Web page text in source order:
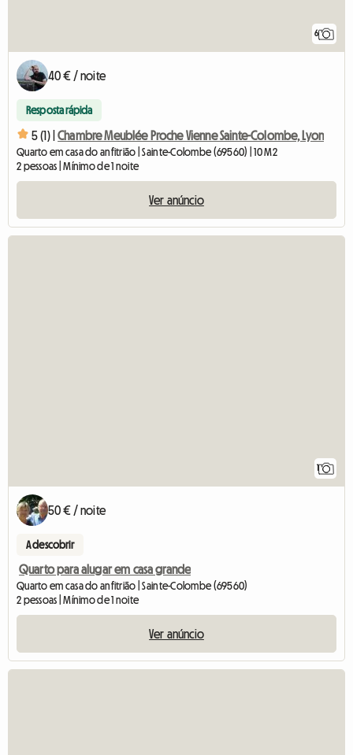
6
40 € / noite
Resposta rápida
5 (1) | Chambre Meublée Proche Vienne Sainte-Colombe, Lyon
Quarto em casa do anfitrião | Sainte-Colombe (69560) | 10 M2
2 pessoas | Mínimo de 1 noite
Ver anúncio
1
50 € / noite
A descobrir
Quarto para alugar em casa grande
Quarto em casa do anfitrião | Sainte-Colombe (69560)
2 pessoas | Mínimo de 1 noite
Ver anúncio